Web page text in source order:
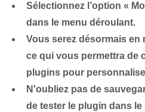
Sélectionnez l’option «
dans le menu déroulant.
Vous serez désormais
ce qui vous permettra de
plugins pour
N'oubliez pas de
de tester le plugin dans